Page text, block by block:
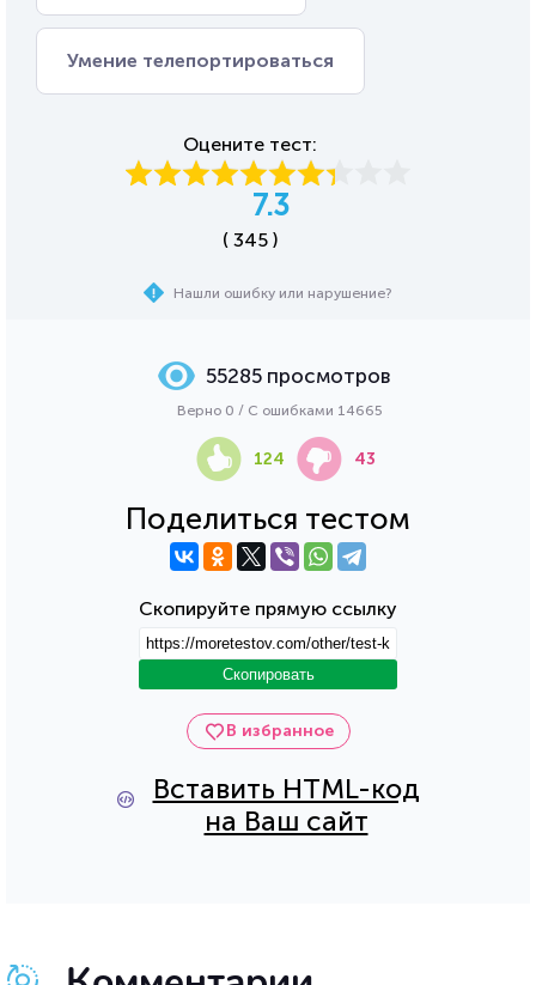
Умение телепортироваться
Оцените тест:
7.3
( 345 )
Нашли ошибку или нарушение?
В избранное
Вставить HTML-код
на Ваш сайт
Поделиться тестом
Скопируйте прямую ссылку
Скопировать
55285 просмотров
Верно 0 / С ошибками 14665
124 43